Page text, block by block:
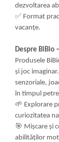
dezvoltarea
✅ Format
vacanțe.
Despre BiBio
Produsele
și joc
senzoriale,
în timpul
🌱 Explorare
curiozitatea
🎯 Mișcare și
abilităților